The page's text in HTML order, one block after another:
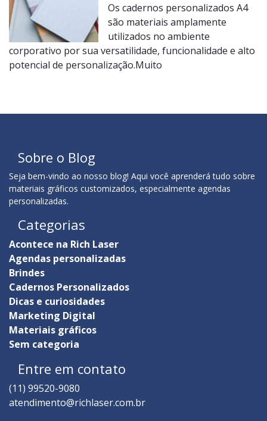
Os cadernos personalizados A4
são materiais amplamente
utilizados no ambiente
corporativo por sua versatilidade, funcionalidade e alto
potencial de personalização.Muito
Sobre o Blog
Seja bem-vindo ao nosso blog! Aqui você aprenderá tudo sobre
materiais gráficos customizados, especialmente agendas
personalizadas.
Categorias
Acontece na Rich Laser
Agendas personalizadas
Brindes
Cadernos Personalizados
Dicas e curiosidades
Marketing Digital
Materiais gráficos
Sem categoria
Entre em contato
(11) 99520-9080
atendimento@richlaser.com.br